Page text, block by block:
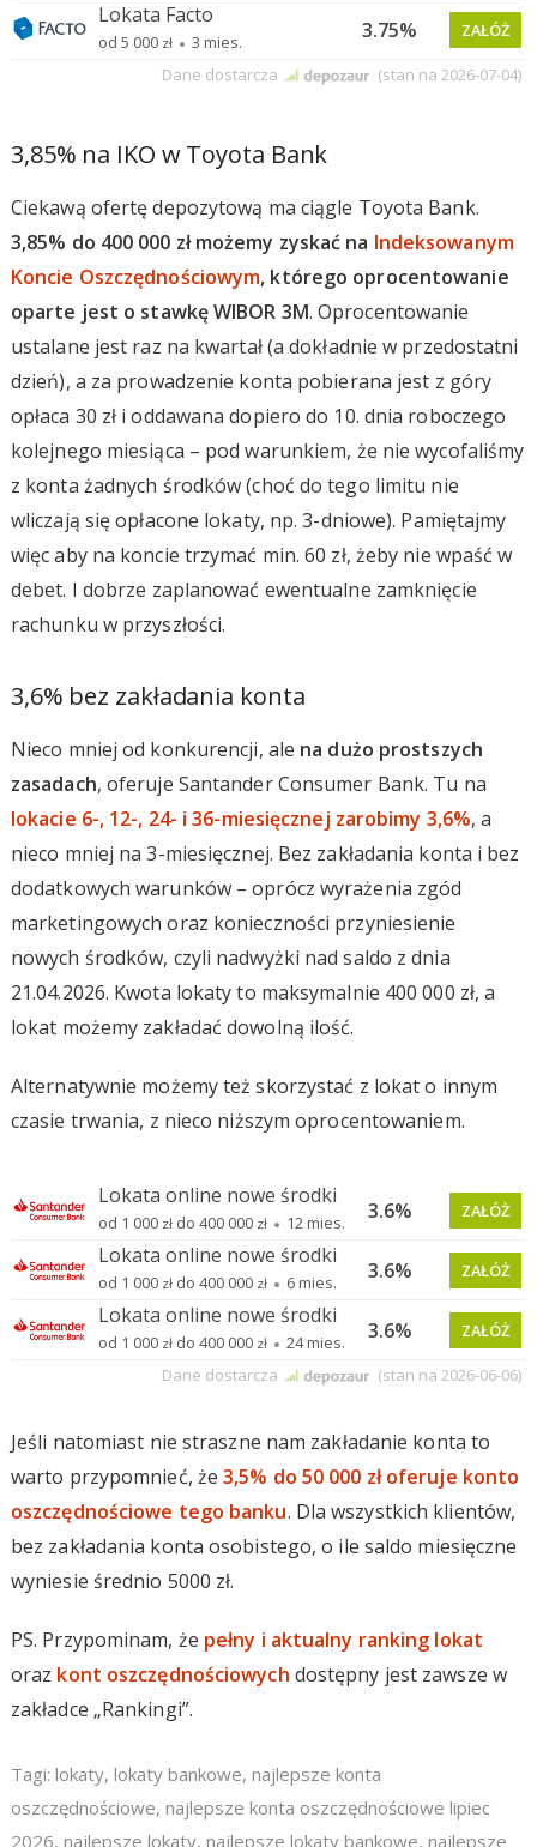
3,85% na IKO w Toyota Bank
Ciekawą ofertę depozytową ma ciągle Toyota Bank.
3,85% do 400 000 zł możemy zyskać na Indeksowanym
Koncie Oszczędnościowym, którego oprocentowanie
oparte jest o stawkę WIBOR 3M. Oprocentowanie
ustalane jest raz na kwartał (a dokładnie w przedostatni
dzień), a za prowadzenie konta pobierana jest z góry
opłaca 30 zł i oddawana dopiero do 10. dnia roboczego
kolejnego miesiąca – pod warunkiem, że nie wycofaliśmy
z konta żadnych środków (choć do tego limitu nie
wliczają się opłacone lokaty, np. 3-dniowe). Pamiętajmy
więc aby na koncie trzymać min. 60 zł, żeby nie wpaść w
debet. I dobrze zaplanować ewentualne zamknięcie
rachunku w przyszłości.
3,6% bez zakładania konta
Nieco mniej od konkurencji, ale na dużo prostszych
zasadach, oferuje Santander Consumer Bank. Tu na
lokacie 6-, 12-, 24- i 36-miesięcznej zarobimy 3,6%, a
nieco mniej na 3-miesięcznej. Bez zakładania konta i bez
dodatkowych warunków – oprócz wyrażenia zgód
marketingowych oraz konieczności przyniesienie
nowych środków, czyli nadwyżki nad saldo z dnia
21.04.2026. Kwota lokaty to maksymalnie 400 000 zł, a
lokat możemy zakładać dowolną ilość.
Alternatywnie możemy też skorzystać z lokat o innym
czasie trwania, z nieco niższym oprocentowaniem.
Jeśli natomiast nie straszne nam zakładanie konta to
warto przypomnieć, że3,5% do 50 000 zł oferuje konto
oszczędnościowe tego banku. Dla wszystkich klientów,
bez zakładania konta osobistego, o ile saldo miesięczne
wyniesie średnio 5000 zł.
PS. Przypominam, że pełny i aktualny ranking lokat
oraz kont oszczędnościowych dostępny jest zawsze w
zakładce „Rankingi”.
Tagi: lokaty, lokaty bankowe, najlepsze konta
oszczędnościowe, najlepsze konta oszczędnościowe lipiec
2026, najlepsze lokaty, najlepsze lokaty bankowe, najlepsze